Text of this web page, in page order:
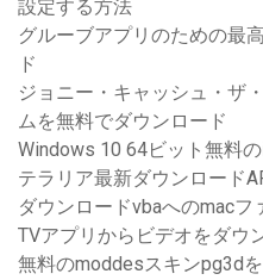
設定する方法
グルーブアプリのための最
ド
ジョニー・キャッシュ・ザ
ムを無料でダウンロード
Windows 10 64ビット無料
テラリア最新ダウンロード
ダウンロードvbaへのmacフ
TVアプリからビデオをダウ
無料のmoddesスキンpg3d